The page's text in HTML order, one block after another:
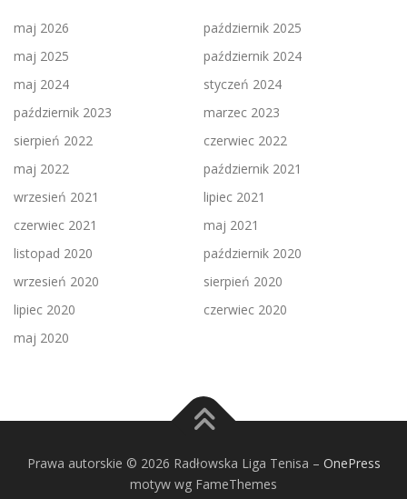
maj 2026
październik 2025
maj 2025
październik 2024
maj 2024
styczeń 2024
październik 2023
marzec 2023
sierpień 2022
czerwiec 2022
maj 2022
październik 2021
wrzesień 2021
lipiec 2021
czerwiec 2021
maj 2021
listopad 2020
październik 2020
wrzesień 2020
sierpień 2020
lipiec 2020
czerwiec 2020
maj 2020
Prawa autorskie © 2026 Radłowska Liga Tenisa – OnePress
motyw wg FameThemes